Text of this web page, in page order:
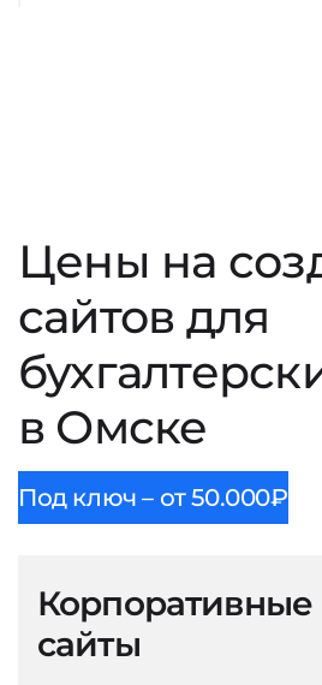
Цены на
сайтов для
в Омске
Под ключ – от 50.000₽
Корпоративные
сайты